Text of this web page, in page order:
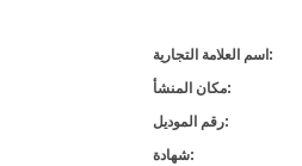
اسم العلامة التجارية:
مكان المنشأ:
رقم الموديل:
شهادة: